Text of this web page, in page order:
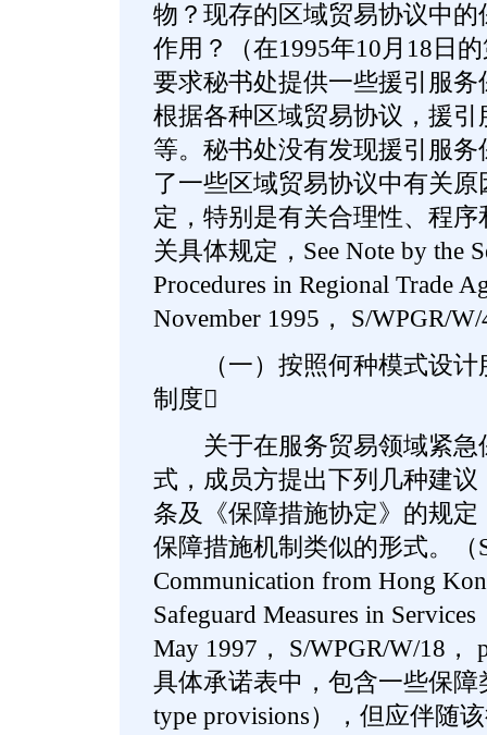
物？现存的区域贸易协议中
作用？（在1995年10月18日
要求秘书处提供一些援引服
根据各种区域贸易协议，援
等。秘书处没有发现援引服
了一些区域贸易协议中有关
定，特别是有关合理性、程
关具体规定，See Note by the
Procedures in Regional Trade
November 1995， S/WPGR/
（一）按照何种模式设计
制度
关于在服务贸易领域紧急
式，成员方提出下列几种建议
条及《保障措施协定》的规
保障措施机制类似的形式。（
Communication from Hong
Safeguard Measures in
May 1997， S/WPGR/W/18，
具体承诺表中，包含一些保障
type provisions），但应伴随